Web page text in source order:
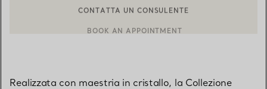
CONTATTA UN CONSULENTE
Realizzata con maestria in cristallo, la Collezione